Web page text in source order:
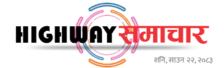
शनि, साउन २२, २०८३
गृहपृष्ठ